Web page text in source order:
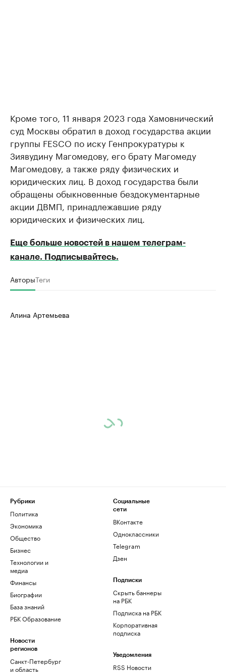
Кроме того, 11 января 2023 года Хамовнический
суд Москвы обратил в доход государства акции
группы FESCO по иску Генпрокуратуры к
Зиявудину Магомедову, его брату Магомеду
Магомедову, а также ряду физических и
юридических лиц. В доход государства были
обращены обыкновенные бездокументарные
акции ДВМП, принадлежавшие ряду
юридических и физических лиц.
Еще больше новостей в нашем телеграм-
канале. Подписывайтесь.
АвторыТеги
Алина Артемьева
Рубрики
Политика
Экономика
Общество
Бизнес
Технологии и
медиа
Финансы
Биографии
База знаний
РБК Образование
Новости
регионов
Санкт-Петербург
и область
Социальные
сети
ВКонтакте
Одноклассники
Telegram
Дзен
Подписки
Скрыть баннеры
на РБК
Подписка на РБК
Корпоративная
подписка
Уведомления
RSS Новости